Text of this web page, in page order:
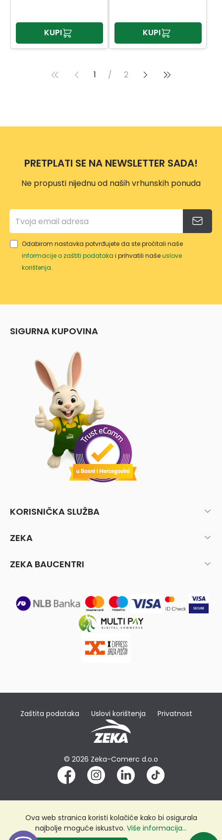
KUPI KUPI
1 / 2
PRETPLATI SE NA NEWSLETTER SADA!
Ne propusti nijednu od naših vrhunskih ponuda
Odabirom nastavka potvrđujete da ste pročitali naše
informacije o zaštiti podataka i prihvatili našeuslove
korištenja.
SIGURNA KUPOVINA
KORISNIČKA SLUŽBA
ZEKA
ZEKA BAUCENTRI
Zaštita podataka Uslovi korištenja Privatnost
© 2026 Zeka-Comerc d.o.o
Ova web stranica koristi kolačiće kako bi osigurala
najbolje moguće iskustvo. Više informacija...